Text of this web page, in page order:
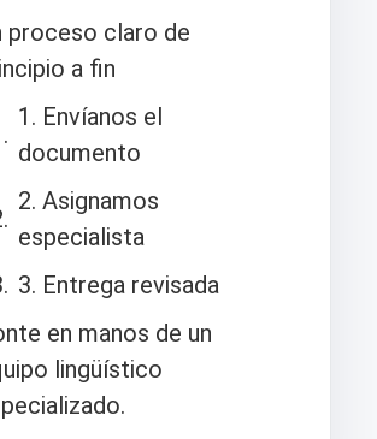
proceso claro de
a fin
1. Envíanos el
documento
2. Asignamos
especialista
3. Entrega revisada
en manos de un
lingüístico